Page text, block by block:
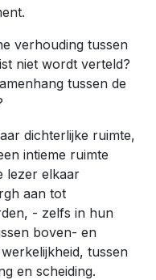
verhouding tussen
niet wordt verteld?
tussen de
dichterlijke ruimte,
intieme ruimte
lezer elkaar
aan tot
- zelfs in hun
boven- en
tussen
en scheiding.